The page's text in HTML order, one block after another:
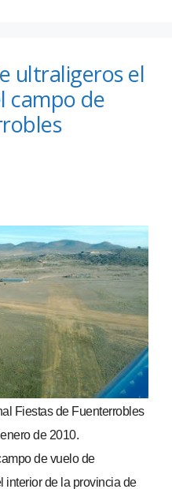
ultraligeros el
campo de
Fiestas de Fuenterrobles
de 2010.
de vuelo de
interior de la provincia de